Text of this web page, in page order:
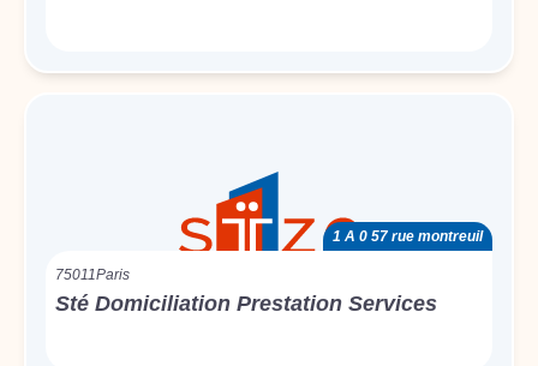
1 A 0 57 rue montreuil
75011Paris
Sté Domiciliation Prestation Services